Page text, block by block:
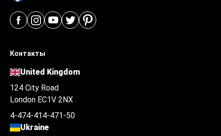
Контакты
United Kingdom
124 City Road
London EC1V 2NX
4-474-414-471-50
Ukraine